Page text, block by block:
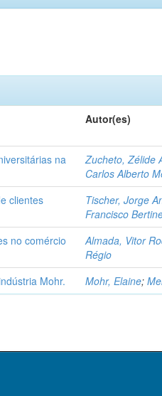
Autor(es)
na
Zucheto, Zélide
Carlos Alberto
clientes
Tischer, Jorge
Francisco
no comércio
Almada, Vitor
Régio
Mohr. Mohr, Elaine;